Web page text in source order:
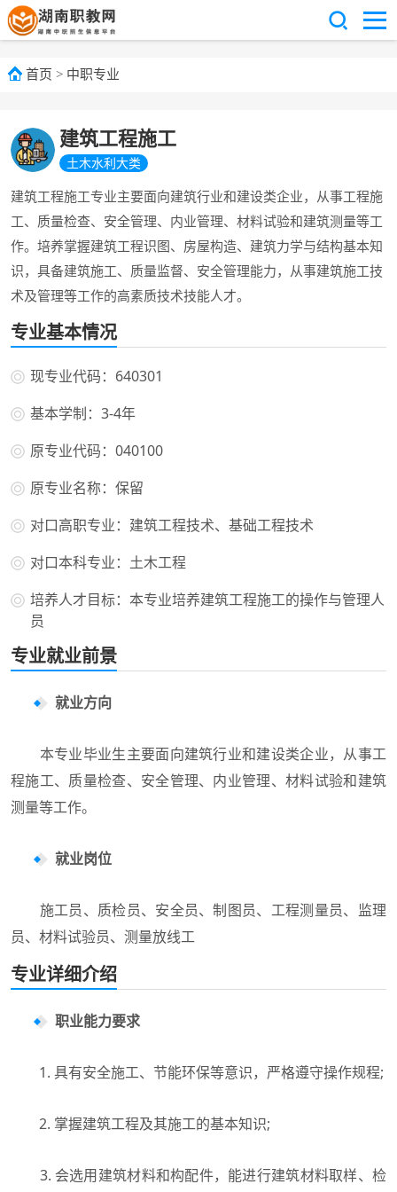
首页 > 中职专业
建筑工程施工
土木水利大类
建筑工程施工专业主要面向建筑行业和建设类企业，从事工程施
工、质量检查、安全管理、内业管理、材料试验和建筑测量等工
作。培养掌握建筑工程识图、房屋构造、建筑力学与结构基本知
识，具备建筑施工、质量监督、安全管理能力，从事建筑施工技
术及管理等工作的高素质技术技能人才。
专业基本情况
现专业代码：640301
基本学制：3-4年
原专业代码：040100
原专业名称：保留
对口高职专业：建筑工程技术、基础工程技术
对口本科专业：土木工程
培养人才目标：本专业培养建筑工程施工的操作与管理人
员
专业就业前景
就业方向
本专业毕业生主要面向建筑行业和建设类企业，从事工
程施工、质量检查、安全管理、内业管理、材料试验和建筑
测量等工作。
就业岗位
施工员、质检员、安全员、制图员、工程测量员、监理
员、材料试验员、测量放线工
专业详细介绍
职业能力要求
1. 具有安全施工、节能环保等意识，严格遵守操作规程;
2. 掌握建筑工程及其施工的基本知识;
3. 会选用建筑材料和构配件，能进行建筑材料取样、检